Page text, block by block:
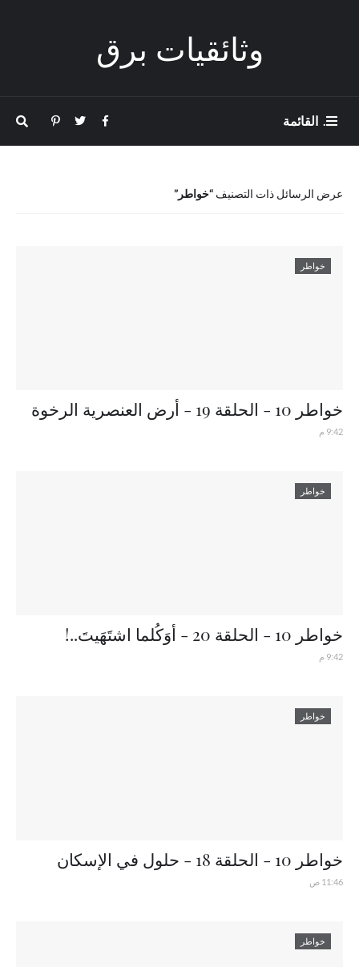
وثائقيات برق
. القائمة
عرض الرسائل ذات التصنيف خواطر
خواطر
خواطر 10 - الحلقة 19 - أرض العنصرية الرخوة
9:42 م
خواطر
خواطر 10 - الحلقة 20 - أوَكُلما اشتَهَيتَ..!
9:42 م
خواطر
خواطر 10 - الحلقة 18 - حلول في الإسكان
11:46 ص
خواطر